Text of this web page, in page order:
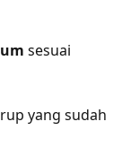
sesuai
yang sudah